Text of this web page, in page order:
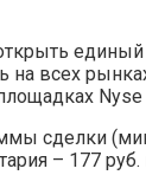
единый
на всех
сделки
– 177